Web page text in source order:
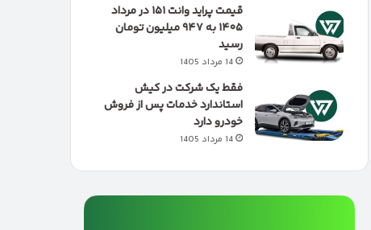
قیمت پراید وانت ۱۵۱ در مرداد
۱۴۰۵ به ۹۴۷ میلیون تومان
رسید
14 مرداد 1405
فقط یک شرکت در کیش
استاندارد خدمات پس از فروش
خودرو دارد
14 مرداد 1405